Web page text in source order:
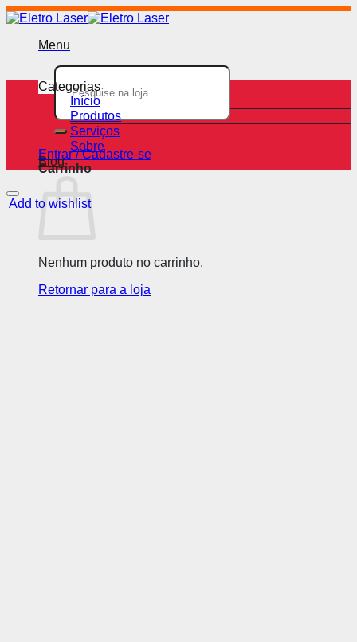
Skip
to
contentMenu
Pesquisar
por:
Entrar / Cadastre-se
Carrinho
Nenhum produto no carrinho.
Retornar para a loja
Categorias
Início
Produtos
Serviços
Sobre
Blog
Add to wishlist